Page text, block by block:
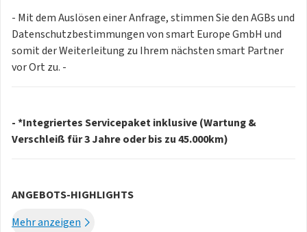
- Mit dem Auslösen einer Anfrage, stimmen Sie den AGBs und
Datenschutzbestimmungen von smart Europe GmbH und
somit der Weiterleitung zu Ihrem nächsten smart Partner
vor Ort zu. -
- *Integriertes Servicepaket inklusive (Wartung &
Verschleiß für 3 Jahre oder bis zu 45.000km)
ANGEBOTS-HIGHLIGHTS
- 325 Kilometer Reichweite
Mehr anzeigen